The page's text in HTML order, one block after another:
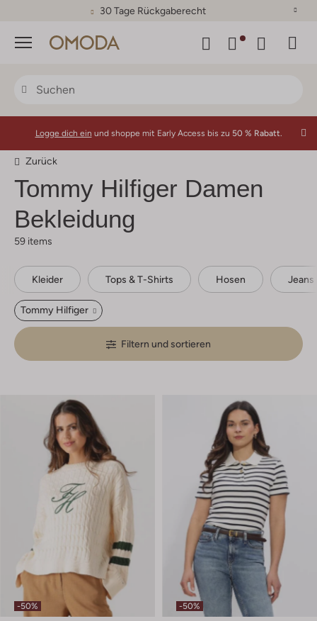
30 Tage Rückgaberecht
Menü
Logge dich ein und shoppe mit Early Access bis zu 50 % Rabatt.
Zurück
Tommy Hilfiger Damen
Bekleidung
59 items
Kleider Tops & T-Shirts Hosen Jeans
Tommy Hilfiger
Filtern und sortieren
-50% -50%